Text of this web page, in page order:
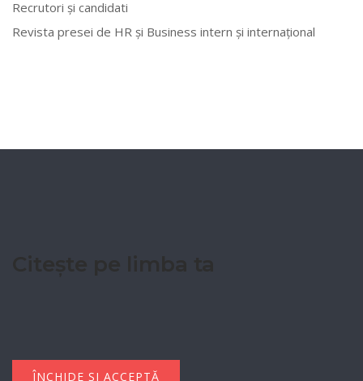
Recrutori și candidati
Revista presei de HR și Business intern și internațional